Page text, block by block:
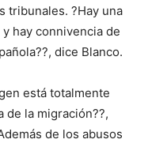
tribunales. ?Hay una
hay connivencia de
dice Blanco.
está totalmente
de la migración??,
de los abusos